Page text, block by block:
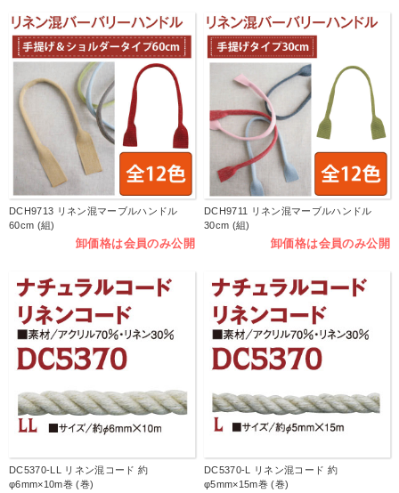
DCH9713 リネン混マーブルハンドル
60cm (組)
卸価格は会員のみ公開
DCH9711 リネン混マーブルハンドル
30cm (組)
卸価格は会員のみ公開
DC5370-LL リネン混コード 約
φ6mm×10m巻 (巻)
DC5370-L リネン混コード 約
φ5mm×15m巻 (巻)